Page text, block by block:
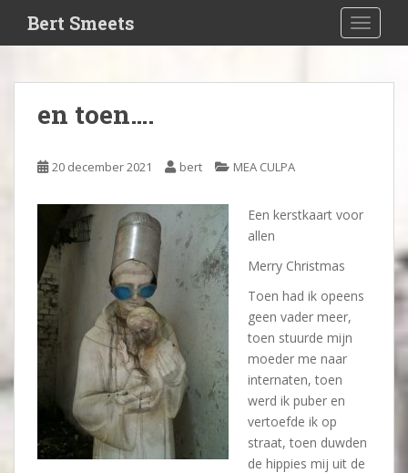
i
Bert Smeets
en toen….
20 december 2021 bert MEA CULPA
Een kerstkaart voor
allen
Merry Christmas
Toen had ik opeens
geen vader meer,
toen stuurde mijn
moeder me naar
internaten, toen
werd ik puber en
vertoefde ik op
straat, toen duwden
de hippies mij uit de